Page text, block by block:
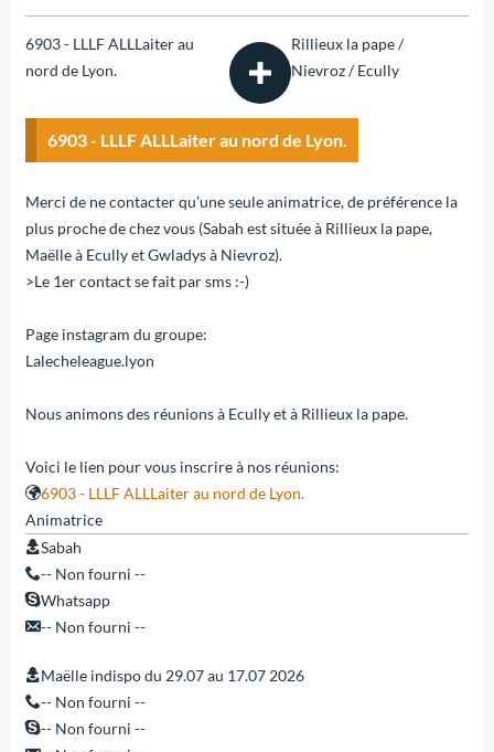
6903 - LLLF ALLLaiter au
nord de Lyon.
Rillieux la pape /
Nievroz / Ecully
6903 - LLLF ALLLaiter au nord de Lyon.
Merci de ne contacter qu’une seule animatrice, de préférence la
plus proche de chez vous (Sabah est située à Rillieux la pape,
Maëlle à Ecully et Gwladys à Nievroz).
>Le 1er contact se fait par sms :-)
Page instagram du groupe:
Lalecheleague.lyon
Nous animons des réunions à Ecully et à Rillieux la pape.
Voici le lien pour vous inscrire à nos réunions:
6903 - LLLF ALLLaiter au nord de Lyon.
Animatrice
Sabah
-- Non fourni --
Whatsapp
-- Non fourni --
Maëlle indispo du 29.07 au 17.07 2026
-- Non fourni --
-- Non fourni --